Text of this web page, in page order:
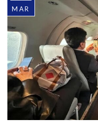
MAR